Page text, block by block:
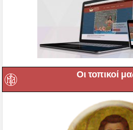
Οι τοπικοί